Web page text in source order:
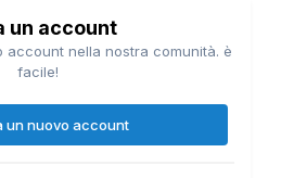
un account
account nella nostra comunità. è
facile!
un nuovo account